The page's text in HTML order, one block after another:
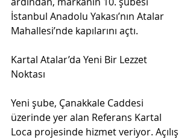
İstanbul Anadolu Yakası’nın Atalar
Mahallesi’nde kapılarını açtı.
Kartal Atalar’da Yeni Bir Lezzet
Noktası
Yeni şube, Çanakkale Caddesi
üzerinde yer alan Referans Kartal
Loca projesinde hizmet veriyor. Açılış